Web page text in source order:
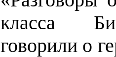
класса
говорили о